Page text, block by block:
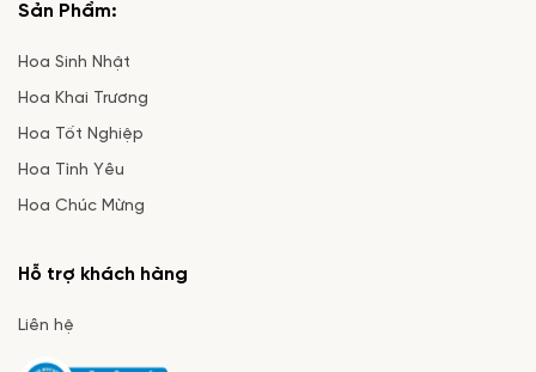
Sản Phẩm:
Hoa Sinh Nhật
Hoa Khai Trương
Hoa Tốt Nghiệp
Hoa Tình Yêu
Hoa Chúc Mừng
Hỗ trợ khách hàng
Liên hệ